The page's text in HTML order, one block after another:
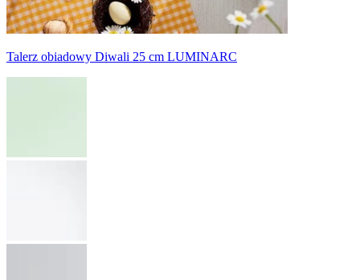
Talerz obiadowy Diwali 25 cm LUMINARC